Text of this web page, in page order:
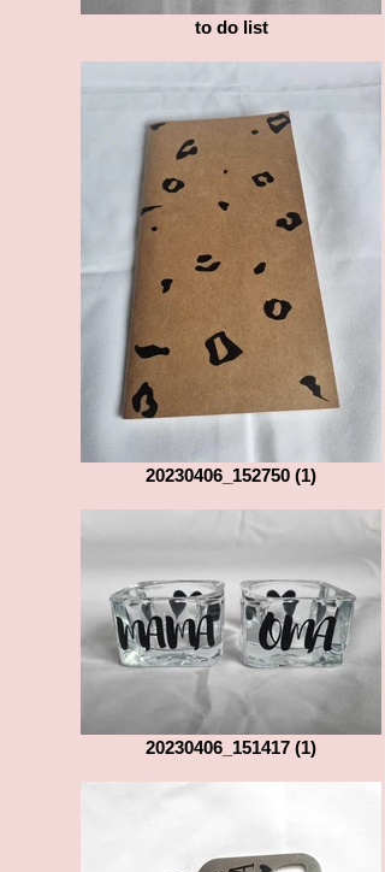
to do list
20230406_152750 (1)
20230406_151417 (1)